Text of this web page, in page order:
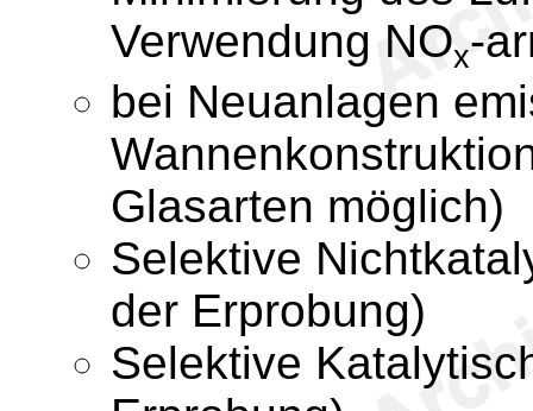
Verwendung NOx-
bei Neuanlagen
Glasarten möglich)
Selektive
der Erprobung)
Selektive